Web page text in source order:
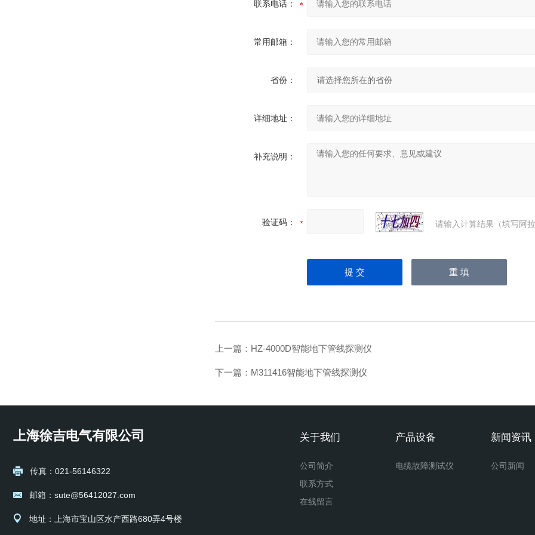
联系电话：
常用邮箱：
省份：
详细地址：
补充说明：
验证码： 请输入计算结果（填写阿
上一篇： HZ-4000D智能地下管线探测仪
下一篇： M311416智能地下管线探测仪
上海徐吉电气有限公司
传真：021-56146322
邮箱：sute@56412027.com
地址：上海市宝山区水产西路680弄4号楼
关于我们
公司简介
联系方式
在线留言
产品设备
电缆故障测试仪
新闻资讯
公司新闻